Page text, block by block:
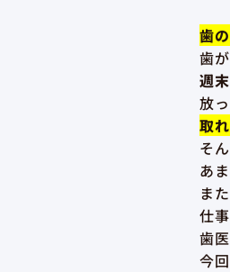
歯
歯
週末
放
取
そ
あ
また
仕
歯
今